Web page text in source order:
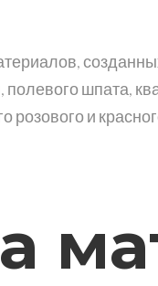
шпата,
розового и